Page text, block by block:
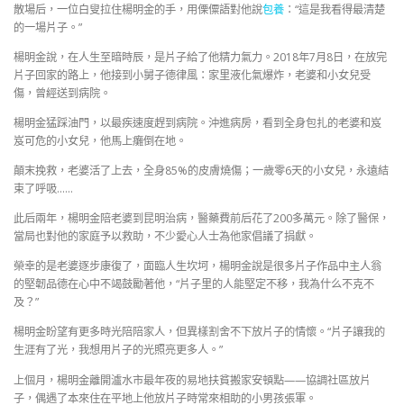
散場后，一位白叟拉住楊明金的手，用傈僳語對他說包養 ：“這是我看得最清楚
的一場片子。”
楊明金說，在人生至暗時辰，是片子給了他精力氣力。2018年7月8日，在放完
片子回家的路上，他接到小舅子德律風：家里液化氣爆炸，老婆和小女兒受
傷，曾經送到病院。
楊明金猛踩油門，以最疾速度趕到病院。沖進病房，看到全身包扎的老婆和岌
岌可危的小女兒，他馬上癱倒在地。
顛末挽救，老婆活了上去，全身85%的皮膚燒傷；一歲零6天的小女兒，永遠結
束了呼吸……
此后兩年，楊明金陪老婆到昆明治病，醫藥費前后花了200多萬元。除了醫保，
當局也對他的家庭予以救助，不少愛心人士為他家倡議了捐獻。
榮幸的是老婆逐步康復了，面臨人生坎坷，楊明金說是很多片子作品中主人翁
的堅韌品德在心中不竭鼓勵著他，“片子里的人能堅定不移，我為什么不克不
及？”
楊明金盼望有更多時光陪陪家人，但異樣割舍不下放片子的情懷。“片子讓我的
生涯有了光，我想用片子的光照亮更多人。”
上個月，楊明金離開瀘水市最年夜的易地扶貧搬家安頓點——協調社區放片
子，偶遇了本來住在平地上他放片子時常來相助的小男孩張軍。